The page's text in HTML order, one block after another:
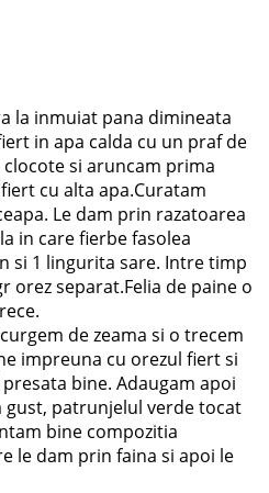
la inmuiat pana dimineata
in apa calda cu un praf de
clocote si aruncam prima
cu alta apa.Curatam
Le dam prin razatoarea
in care fierbe fasolea
si 1 lingurita sare. Intre timp
orez separat.Felia de paine o
de zeama si o trecem
impreuna cu orezul fiert si
bine. Adaugam apoi
patrunjelul verde tocat
bine compozitia
le dam prin faina si apoi le